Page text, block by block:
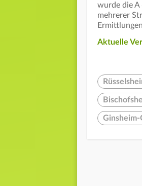
wurde die A
mehrerer
Aktuelle
Ginsheim-